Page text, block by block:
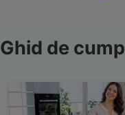
Ghid de